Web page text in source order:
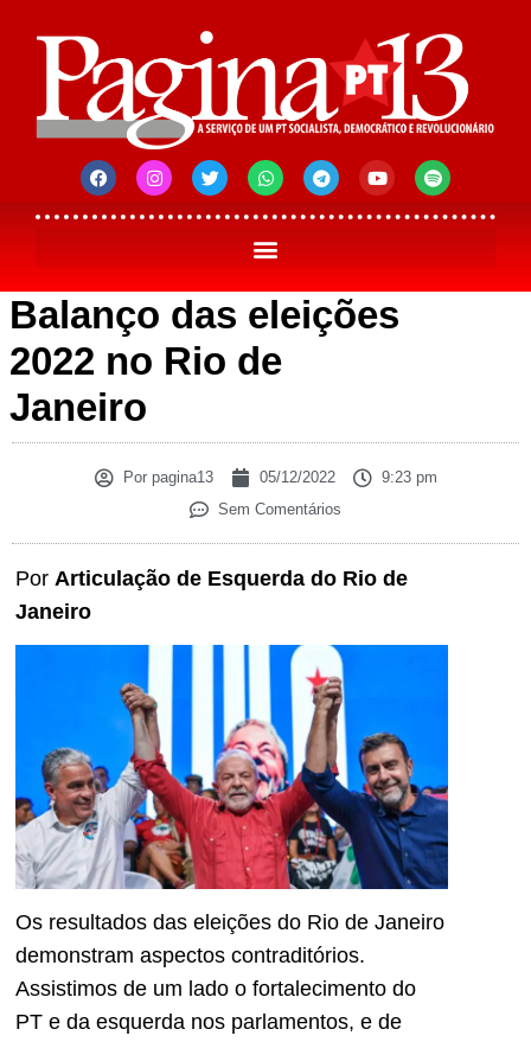
Balanço das eleições
2022 no Rio de
Janeiro
Porpagina13 05/12/2022
9:23 pm
Sem Comentários
Por Articulação de Esquerda do Rio de
Janeiro
Os resultados das eleições do Rio de Janeiro
demonstram aspectos contraditórios.
Assistimos de um lado o fortalecimento do
PT e da esquerda nos parlamentos, e de